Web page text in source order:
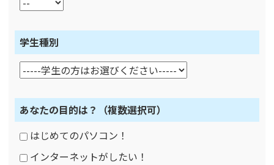
学生種別
あなたの目的は？
（複数選択可）
はじめてのパソコン！
インターネットがしたい！